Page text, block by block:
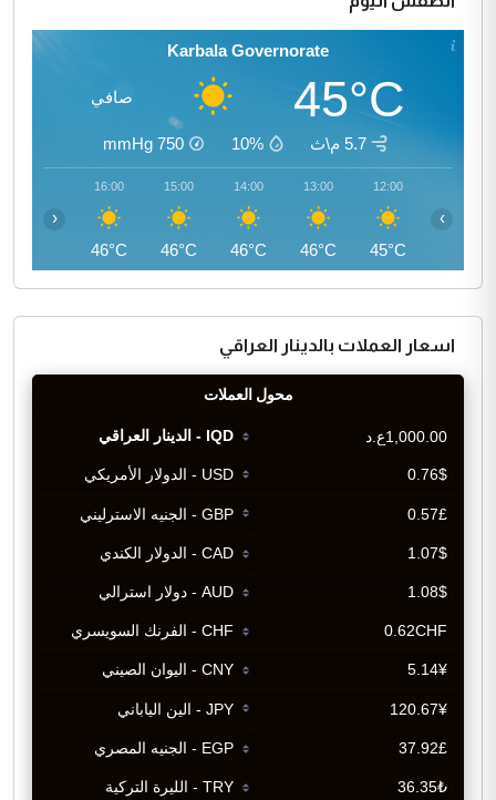
Karbala Governorate
45°C صافي
5.7 م\ث 10%
750
mmHg
12:00
45°C
13:00
46°C
14:00
46°C
15:00
46°C
16:00
46°C
‹ ›
اسعار العملات بالدينار العراقي